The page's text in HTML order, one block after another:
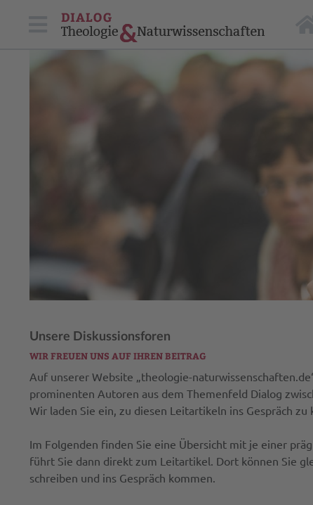
Unsere Diskussionsforen
WIR FREUEN UNS AUF IHREN BEITRAG
Auf unserer Website „theologie-
prominenten Autoren aus dem Themenfeld Dialog
Wir laden Sie ein, zu diesen Leitartikeln ins Gespräch zu
Im Folgenden finden Sie eine Übersicht mit je einer
führt Sie dann direkt zum Leitartikel. Dort können Sie
schreiben und ins Gespräch kommen.